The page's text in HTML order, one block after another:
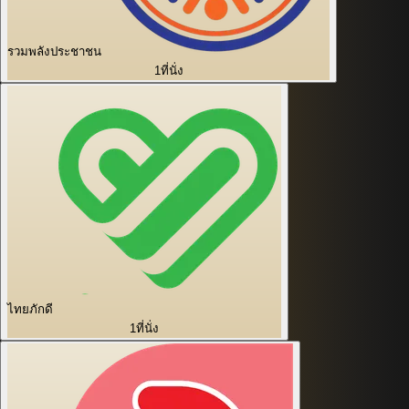
รวมพลังประชาชน
1ที่นั่ง
ไทยภักดี
1ที่นั่ง